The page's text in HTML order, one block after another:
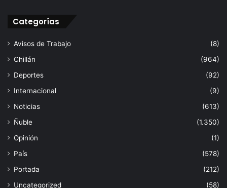
Categorías
Avisos de Trabajo
(8)
Chillán
(964)
Deportes
(92)
Internacional
(9)
Noticias
(613)
Ñuble
(1.350)
Opinión
(1)
País
(578)
Portada
(212)
Uncategorized
(58)